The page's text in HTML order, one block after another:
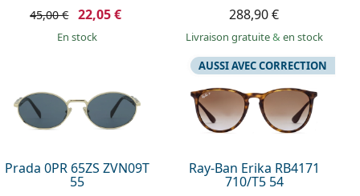
45,00 € 22,05 €
en stock
288,90 €
Livraison gratuite& en stock
Prada 0PR 65ZS ZVN09T
55
Ray-Ban Erika RB4171
710/T5 54
AUSSI AVEC CORRECTION